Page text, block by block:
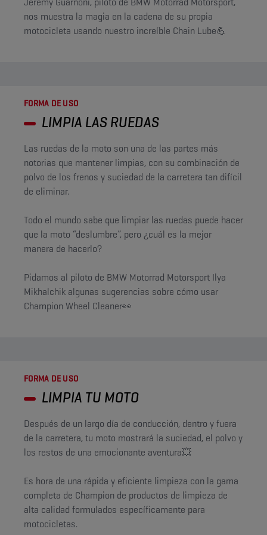
nos muestra la magia en la cadena de su propia
motocicleta usando nuestro increíble Chain Lube💪
FORMA DE USO
LIMPIA LAS RUEDAS
Las ruedas de la moto son una de las partes más
notorias que mantener limpias, con su combinación de
polvo de los frenos y suciedad de la carretera tan difícil
de eliminar.
Todo el mundo sabe que limpiar las ruedas puede hacer
que la moto “deslumbre”, pero ¿cuál es la mejor
manera de hacerlo?
Pidamos al piloto de BMW Motorrad Motorsport Ilya
Mikhalchik algunas sugerencias sobre cómo usar
Champion Wheel Cleaner👀
FORMA DE USO
LIMPIA TU MOTO
Después de un largo día de conducción, dentro y fuera
de la carretera, tu moto mostrará la suciedad, el polvo y
los restos de una emocionante aventura💥
Es hora de una rápida y eficiente limpieza con la gama
completa de Champion de productos de limpieza de
alta calidad formulados específicamente para
motocicletas.